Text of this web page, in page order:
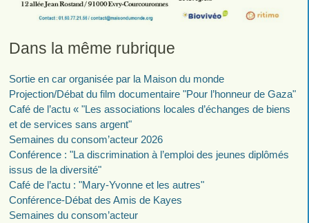
Dans la même rubrique
Sortie en car organisée par la Maison du monde
Projection/Débat du film documentaire "Pour l’honneur de Gaza"
Café de l’actu « "Les associations locales d’échanges de biens
et de services sans argent"
Semaines du consom’acteur 2026
Conférence : "La discrimination à l’emploi des jeunes diplômés
issus de la diversité"
Café de l’actu : "Mary-Yvonne et les autres"
Conférence-Débat des Amis de Kayes
Semaines du consom’acteur